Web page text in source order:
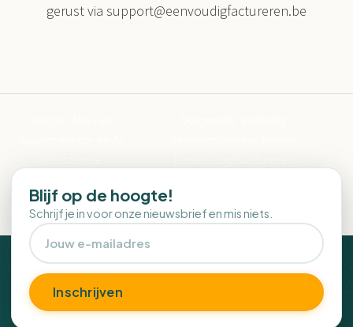
gerust via support@eenvoudigfactureren.be
Blijf op de hoogte!
Schrijf je in voor onze nieuwsbrief en mis niets.